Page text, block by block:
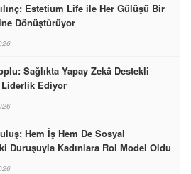
Estetium Life ile Her Gülüşü Bir
Dönüştürüyor
Sağlıkta Yapay Zekâ Destekli
Liderlik Ediyor
Hem İş Hem De Sosyal
Duruşuyla Kadınlara Rol Model Oldu